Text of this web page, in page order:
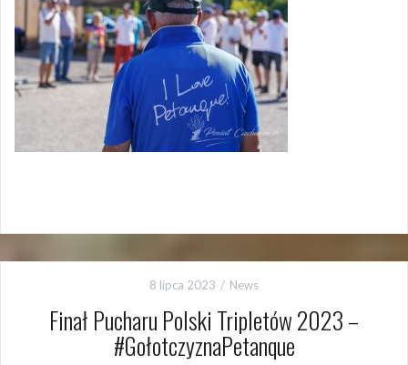
8 lipca 2023 News
Finał Pucharu Polski Tripletów 2023 –
#GołotczyznaPetanque